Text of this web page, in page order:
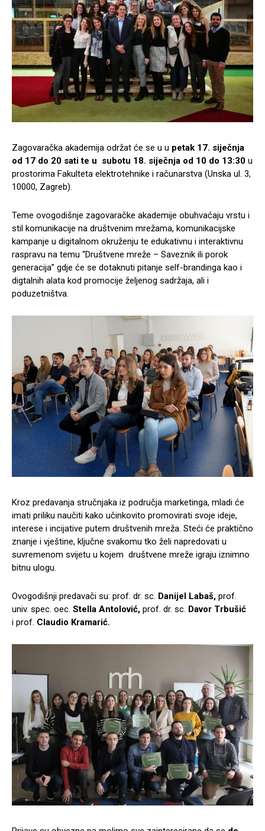
Zagovaračka akademija održat će se u u petak 17. siječnja
od 17 do 20 sati te u subotu 18. siječnja od 10 do 13:30 u
prostorima Fakulteta elektrotehnike i računarstva (Unska ul. 3,
10000, Zagreb).
Teme ovogodišnje zagovaračke akademije obuhvaćaju vrstu i
stil komunikacije na društvenim mrežama, komunikacijske
kampanje u digitalnom okruženju te edukativnu i interaktivnu
raspravu na temu “Društvene mreže – Saveznik ili porok
generacija” gdje će se dotaknuti pitanje self-brandinga kao i
digtalnih alata kod promocije željenog sadržaja, ali i
poduzetništva.
Kroz predavanja stručnjaka iz područja marketinga, mladi će
imati priliku naučiti kako učinkovito promovirati svoje ideje,
interese i incijative putem društvenih mreža. Steći će praktično
znanje i vještine, ključne svakomu tko želi napredovati u
suvremenom svijetu u kojem društvene mreže igraju iznimno
bitnu ulogu.
Ovogodišnji predavači su: prof. dr. sc. Danijel Labaš, prof.
univ. spec. oec. Stella Antolović, prof. dr. sc. Davor Trbušić
i prof. Claudio Kramarić.